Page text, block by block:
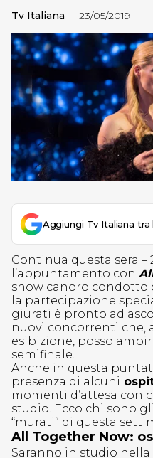
Tv Italiana 23/05/2019
Aggiungi Tv Italiana
Continua questa sera –
l’appuntamento con
show canoro condotto
la partecipazione
giurati è pronto ad
nuovi concorrenti che,
esibizione, posso
semifinale.
Anche in questa
presenza di alcuni
momenti d’attesa con
studio. Ecco chi sono
“murati” di questa
All Together Now:
Saranno in studio